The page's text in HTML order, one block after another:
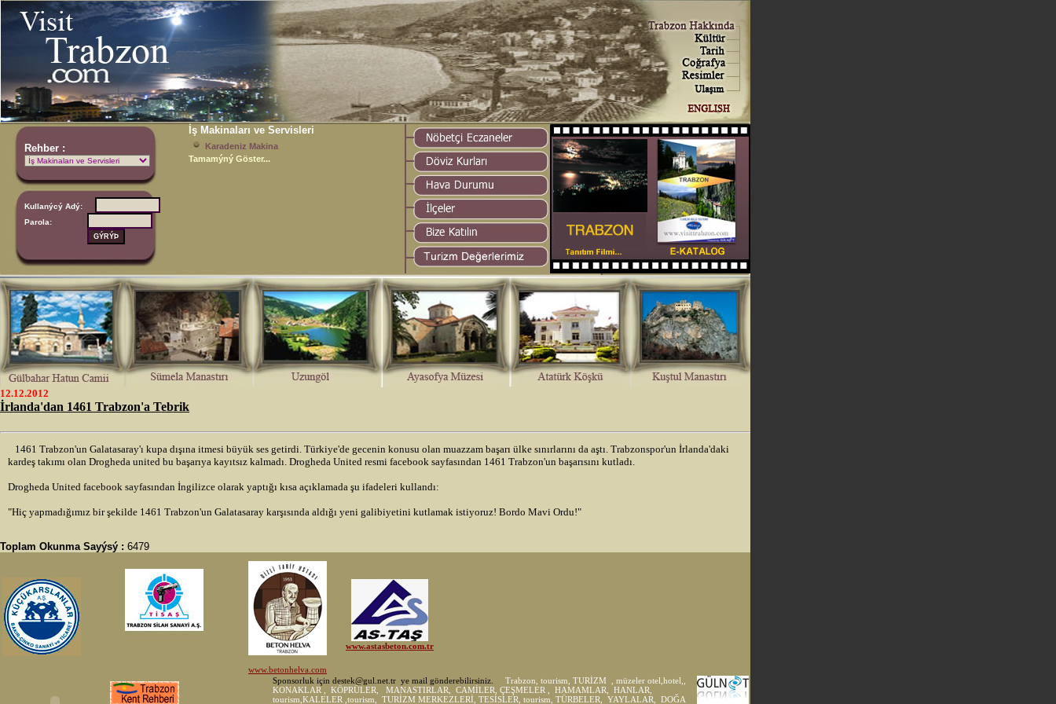
Rehber :
İş Makinaları ve Servisleri
Karadeniz Makina
Tamamýný Göster...
Kullanýcý Adý:
Parola:
12.12.2012
İrlanda'dan 1461 Trabzon'a Tebrik
1461 Trabzon'un Galatasaray'ı kupa dışına itmesi büyük ses getirdi. Türkiye'de gecenin konusu olan muazzam başarı ülke sınırlarını da aştı. Trabzonspor'un İrlanda'daki
kardeş takımı olan Drogheda united bu başarıya kayıtsız kalmadı. Drogheda United resmi facebook sayfasından 1461 Trabzon'un başarısını kutladı.
Drogheda United facebook sayfasından İngilizce olarak yaptığı kısa açıklamada şu ifadeleri kullandı:
"Hiç yapmadığımız bir şekilde 1461 Trabzon'un Galatasaray karşısında aldığı yeni galibiyetini kutlamak istiyoruz! Bordo Mavi Ordu!"
Toplam Okunma Sayýsý : 6479